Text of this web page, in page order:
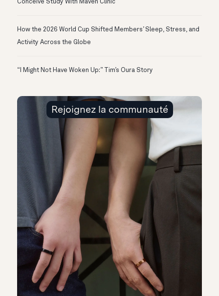
Conceive Study With Maven Clinic
How the 2026 World Cup Shifted Members’ Sleep, Stress, and
Activity Across the Globe
“I Might Not Have Woken Up:” Tim’s Oura Story
Rejoignez la communauté